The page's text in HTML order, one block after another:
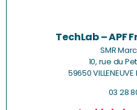
TechLab – APF
SMR
10, rue du
59650 VILLENEUVE
03 28